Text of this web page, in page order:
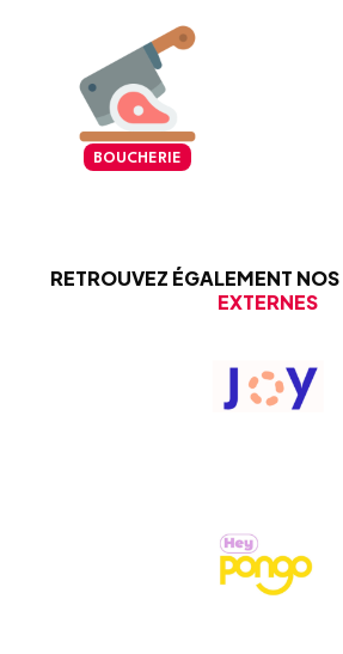
BOUCHERIE
RETROUVEZ ÉGALEMENT NOS
EXTERNES